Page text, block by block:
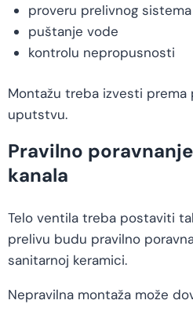
proveru prelivnog sistema
puštanje vode
kontrolu nepropusnosti
Montažu treba izvesti prema
uputstvu.
Pravilno
kanala
Telo ventila treba postaviti
prelivu budu pravilno
sanitarnoj keramici.
Nepravilna montaža može